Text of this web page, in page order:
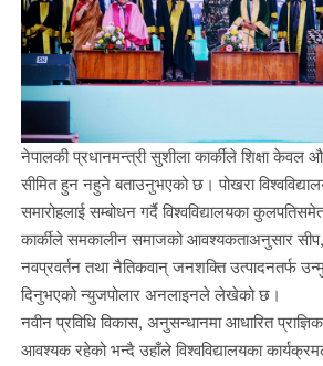
नेपालकी प्रधानमन्त्री सुशीला कार्कीले शिक्षा केवल
सीमित हुन नहुने बताउनुभएको छ। पोखरा
समारोहलाई सम्बोधन गर्दै विश्वविद्यालयका
कार्कीले समकालीन समाजको आवश्यकताअनुसार सीप,
नवप्रवर्तन तथा नैतिकवान् जनशक्ति उत्पादनतर्फ
दिनुभएको न्युजपोलार अनलाइनले लेखेको छ।
नवीन प्रविधि विकास, अनुसन्धानमा आधारित
आवश्यक रहेको भन्दै उहाँले विश्वविद्यालयका